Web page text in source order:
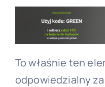
To właśnie ten
odpowiedzialny